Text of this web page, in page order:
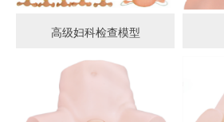
高级妇科检查模型